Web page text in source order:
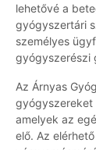
lehetővé a
gyógyszertári
személyes
gyógyszerészi
Az Árnyas
gyógyszereket
amelyek az
elő. Az